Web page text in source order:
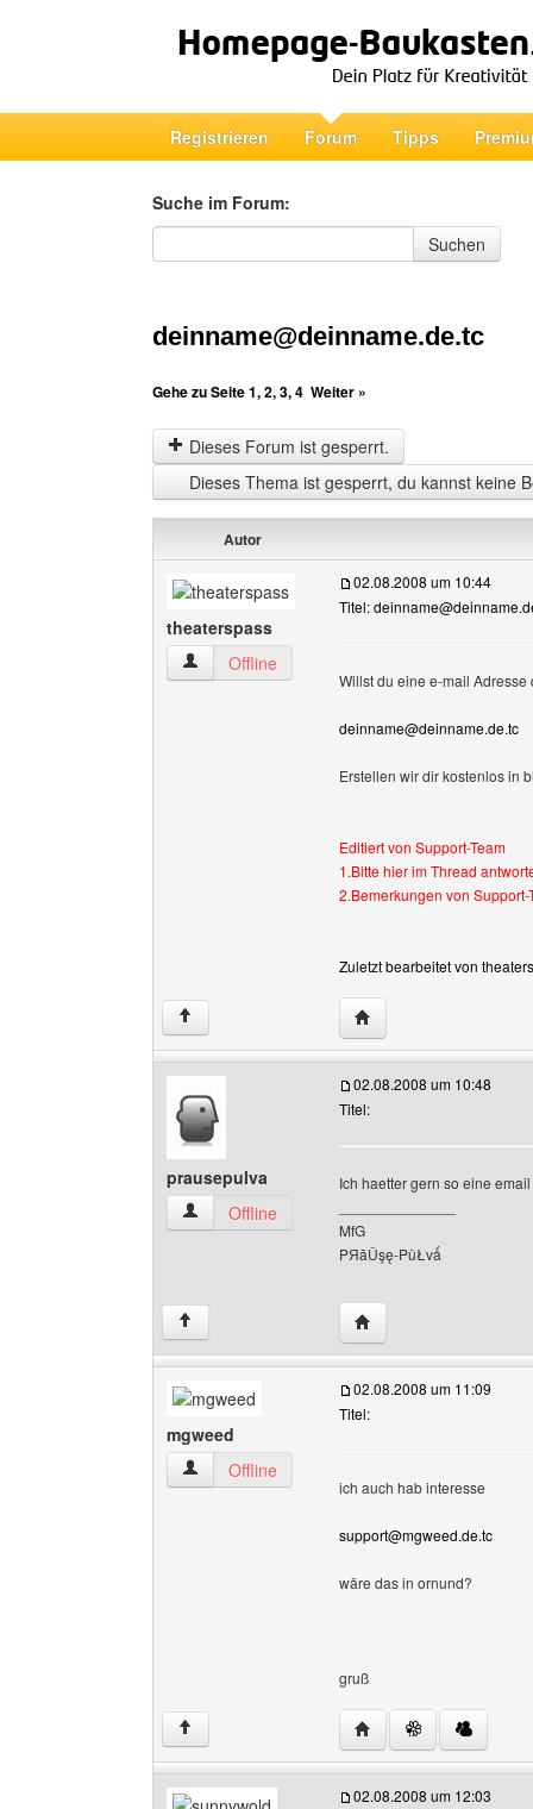
Registrieren Forum Tipps
Suche im Forum:
Suche im Forum
Suchen
deinname@deinname.de.tc
Gehe zu Seite1,2,3,4 Weiter »
Dieses Forum ist gesperrt.
Dieses Thema ist gesperrt, du kannst keine
Autor
theaterspass
theaterspass Benutzer-Profile anzeigen
Offline
02.08.2008 um 10:44
Titel:
Willst du eine e-mail Adresse
deinname@deinname.de.tc
Erstellen wir dir kostenlos in
Editiert von Support-Team
1.Bitte hier im Thread
2.Bemerkungen von
Zuletzt bearbeitet von
↑ Website dieses
prausepulva
prausepulva Benutzer-Profile anzeigen
Offline
02.08.2008 um 10:48
Titel:
Ich haetter gern so eine
MfG
ΡЯāǓşę-ΡǔŁvǻ
↑ Website dieses
mgweed
mgweed Benutzer-Profile anzeigen
Offline
02.08.2008 um 11:09
Titel:
ich auch hab interesse
support@mgweed.de.tc
wäre das in ornund?
gruß
↑ Website dieses
02.08.2008 um 12:03